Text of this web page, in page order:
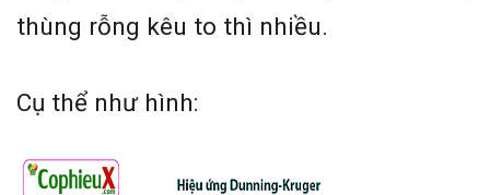
thùng rỗng kêu to thì nhiều.
Cụ thể như hình: